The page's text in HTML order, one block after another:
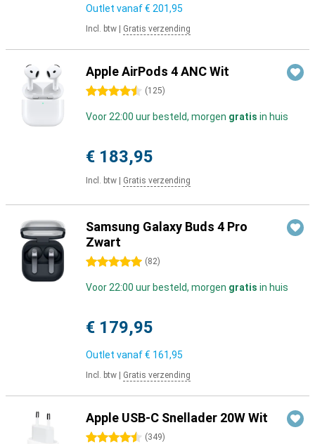
Outlet vanaf€ 201,95
Incl. btw Gratis verzending
Apple AirPods 4 ANC Wit
4.5 sterren (125)
Voor 22:00 uur besteld, morgen gratis in huis
€ 183,95
Incl. btw Gratis verzending
Samsung Galaxy Buds 4 Pro
Zwart
5 sterren (82)
Voor 22:00 uur besteld, morgen gratis in huis
€ 179,95
Outlet vanaf€ 161,95
Incl. btw Gratis verzending
Apple USB-C Snellader 20W Wit
4.5 sterren (349)